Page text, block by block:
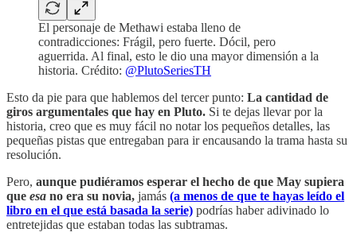
El personaje de Methawi estaba lleno de
contradicciones: Frágil, pero fuerte. Dócil, pero
aguerrida. Al final, esto le dio una mayor dimensión a la
historia. Crédito: @PlutoSeriesTH
Esto da pie para que hablemos del tercer punto: La cantidad de
giros argumentales que hay en Pluto. Si te dejas llevar por la
historia, creo que es muy fácil no notar los pequeños detalles, las
pequeñas pistas que entregaban para ir encausando la trama hasta su
resolución.
Pero, aunque pudiéramos esperar el hecho de que May supiera
que esa no era su novia, jamás (a menos de que te hayas leído el
libro en el que está basada la serie) podrías haber adivinado lo
entretejidas que estaban todas las subtramas.